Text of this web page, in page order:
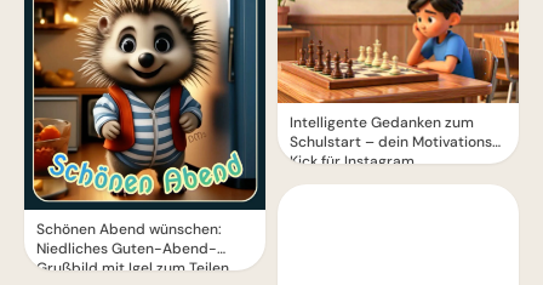
Schönen Abend wünschen:
Niedliches Guten-Abend-
Grußbild mit Igel zum Teilen
Intelligente Gedanken zum
Schulstart – dein Motivations-
Kick für Instagram